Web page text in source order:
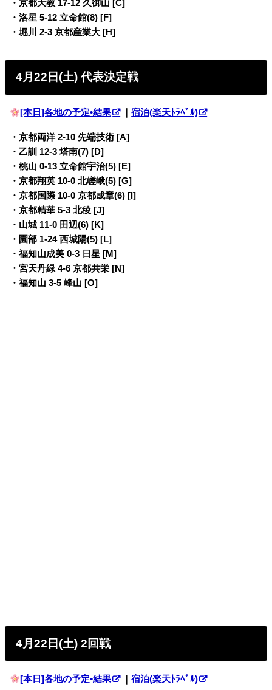
・京都大教 17-12 久御山 [C]
・洛星 5-12 立命館(8) [F]
・堀川 2-3 京都産業大 [H]
4月22日(土) 代表決定戦
[本日]各地の予定•結果 ｜宿泊(楽天ﾄﾗﾍﾞﾙ)
・京都両洋 2-10 先端技術 [A]
・乙訓 12-3 塔南(7) [D]
・桃山 0-13 立命館宇治(5) [E]
・京都翔英 10-0 北嵯峨(5) [G]
・京都国際 10-0 京都成章(6) [I]
・京都精華 5-3 北稜 [J]
・山城 11-0 田辺(6) [K]
・園部 1-24 西城陽(5) [L]
・福知山成美 0-3 日星 [M]
・宮天丹緑 4-6 京都共栄 [N]
・福知山 3-5 峰山 [O]
4月22日(土) 2回戦
[本日]各地の予定•結果 ｜宿泊(楽天ﾄﾗﾍﾞﾙ)